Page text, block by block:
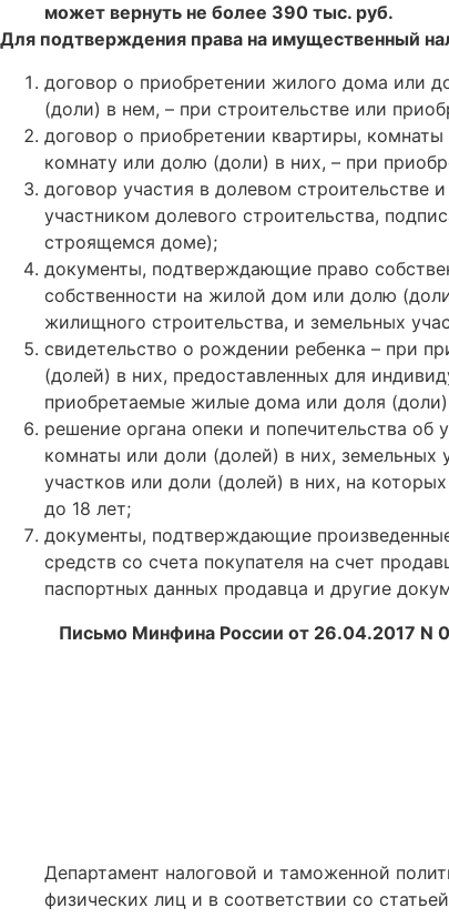
может вернуть не более 390 тыс. руб.
Для подтверждения права на имущественный
договор о приобретении жилого дома или
(доли) в нем, – при строительстве или
договор о приобретении квартиры,
комнату или долю (доли) в них, – при
договор участия в долевом строительстве
участником долевого строительства,
строящемся доме);
документы, подтверждающие право
собственности на жилой дом или долю
жилищного строительства, и земельных
свидетельство о рождении ребенка – при
(долей) в них, предоставленных для
приобретаемые жилые дома или доля (доли)
решение органа опеки и попечительства
комнаты или доли (долей) в них, земельных
участков или доли (долей) в них, на
до 18 лет;
документы, подтверждающие
средств со счета покупателя на счет
паспортных данных продавца и другие
Письмо Минфина России от 26.04.2017 N
Департамент налоговой и таможенной
физических лиц и в соответствии со